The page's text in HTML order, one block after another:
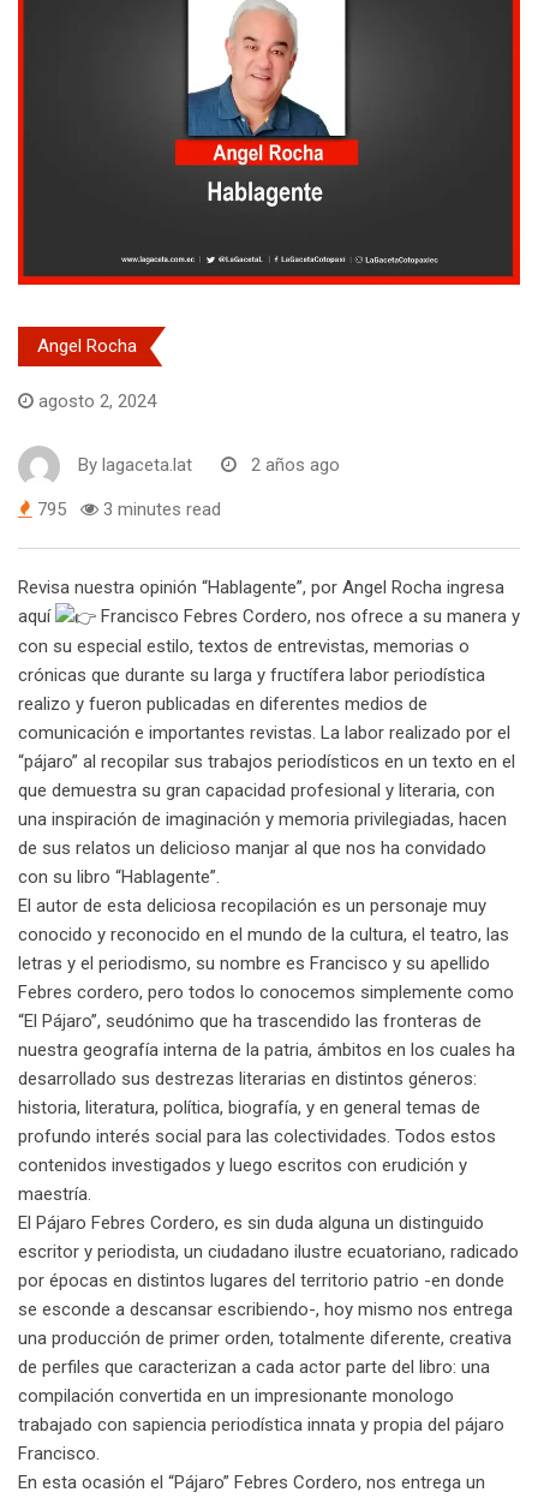
Angel Rocha
agosto 2, 2024
By lagaceta.lat 2 años ago
795 3 minutes read
Revisa nuestra opinión “Hablagente”, por Angel Rocha ingresa
aquí
Francisco Febres Cordero, nos ofrece a su manera y
con su especial estilo, textos de entrevistas, memorias o
crónicas que durante su larga y fructífera labor periodística
realizo y fueron publicadas en diferentes medios de
comunicación e importantes revistas. La labor realizado por el
“pájaro” al recopilar sus trabajos periodísticos en un texto en el
que demuestra su gran capacidad profesional y literaria, con
una inspiración de imaginación y memoria privilegiadas, hacen
de sus relatos un delicioso manjar al que nos ha convidado
con su libro “Hablagente”.
El autor de esta deliciosa recopilación es un personaje muy
conocido y reconocido en el mundo de la cultura, el teatro, las
letras y el periodismo, su nombre es Francisco y su apellido
Febres cordero, pero todos lo conocemos simplemente como
“El Pájaro”, seudónimo que ha trascendido las fronteras de
nuestra geografía interna de la patria, ámbitos en los cuales ha
desarrollado sus destrezas literarias en distintos géneros:
historia, literatura, política, biografía, y en general temas de
profundo interés social para las colectividades. Todos estos
contenidos investigados y luego escritos con erudición y
maestría.
El Pájaro Febres Cordero, es sin duda alguna un distinguido
escritor y periodista, un ciudadano ilustre ecuatoriano, radicado
por épocas en distintos lugares del territorio patrio -en donde
se esconde a descansar escribiendo-, hoy mismo nos entrega
una producción de primer orden, totalmente diferente, creativa
de perfiles que caracterizan a cada actor parte del libro: una
compilación convertida en un impresionante monologo
trabajado con sapiencia periodística innata y propia del pájaro
Francisco.
En esta ocasión el “Pájaro” Febres Cordero, nos entrega un